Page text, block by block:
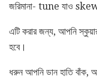
জরিমানা- tune যাও skew
এটি করার জন্য, আপনি
হবে।
ধরুন আপনি ডান হাতি বাঁক,